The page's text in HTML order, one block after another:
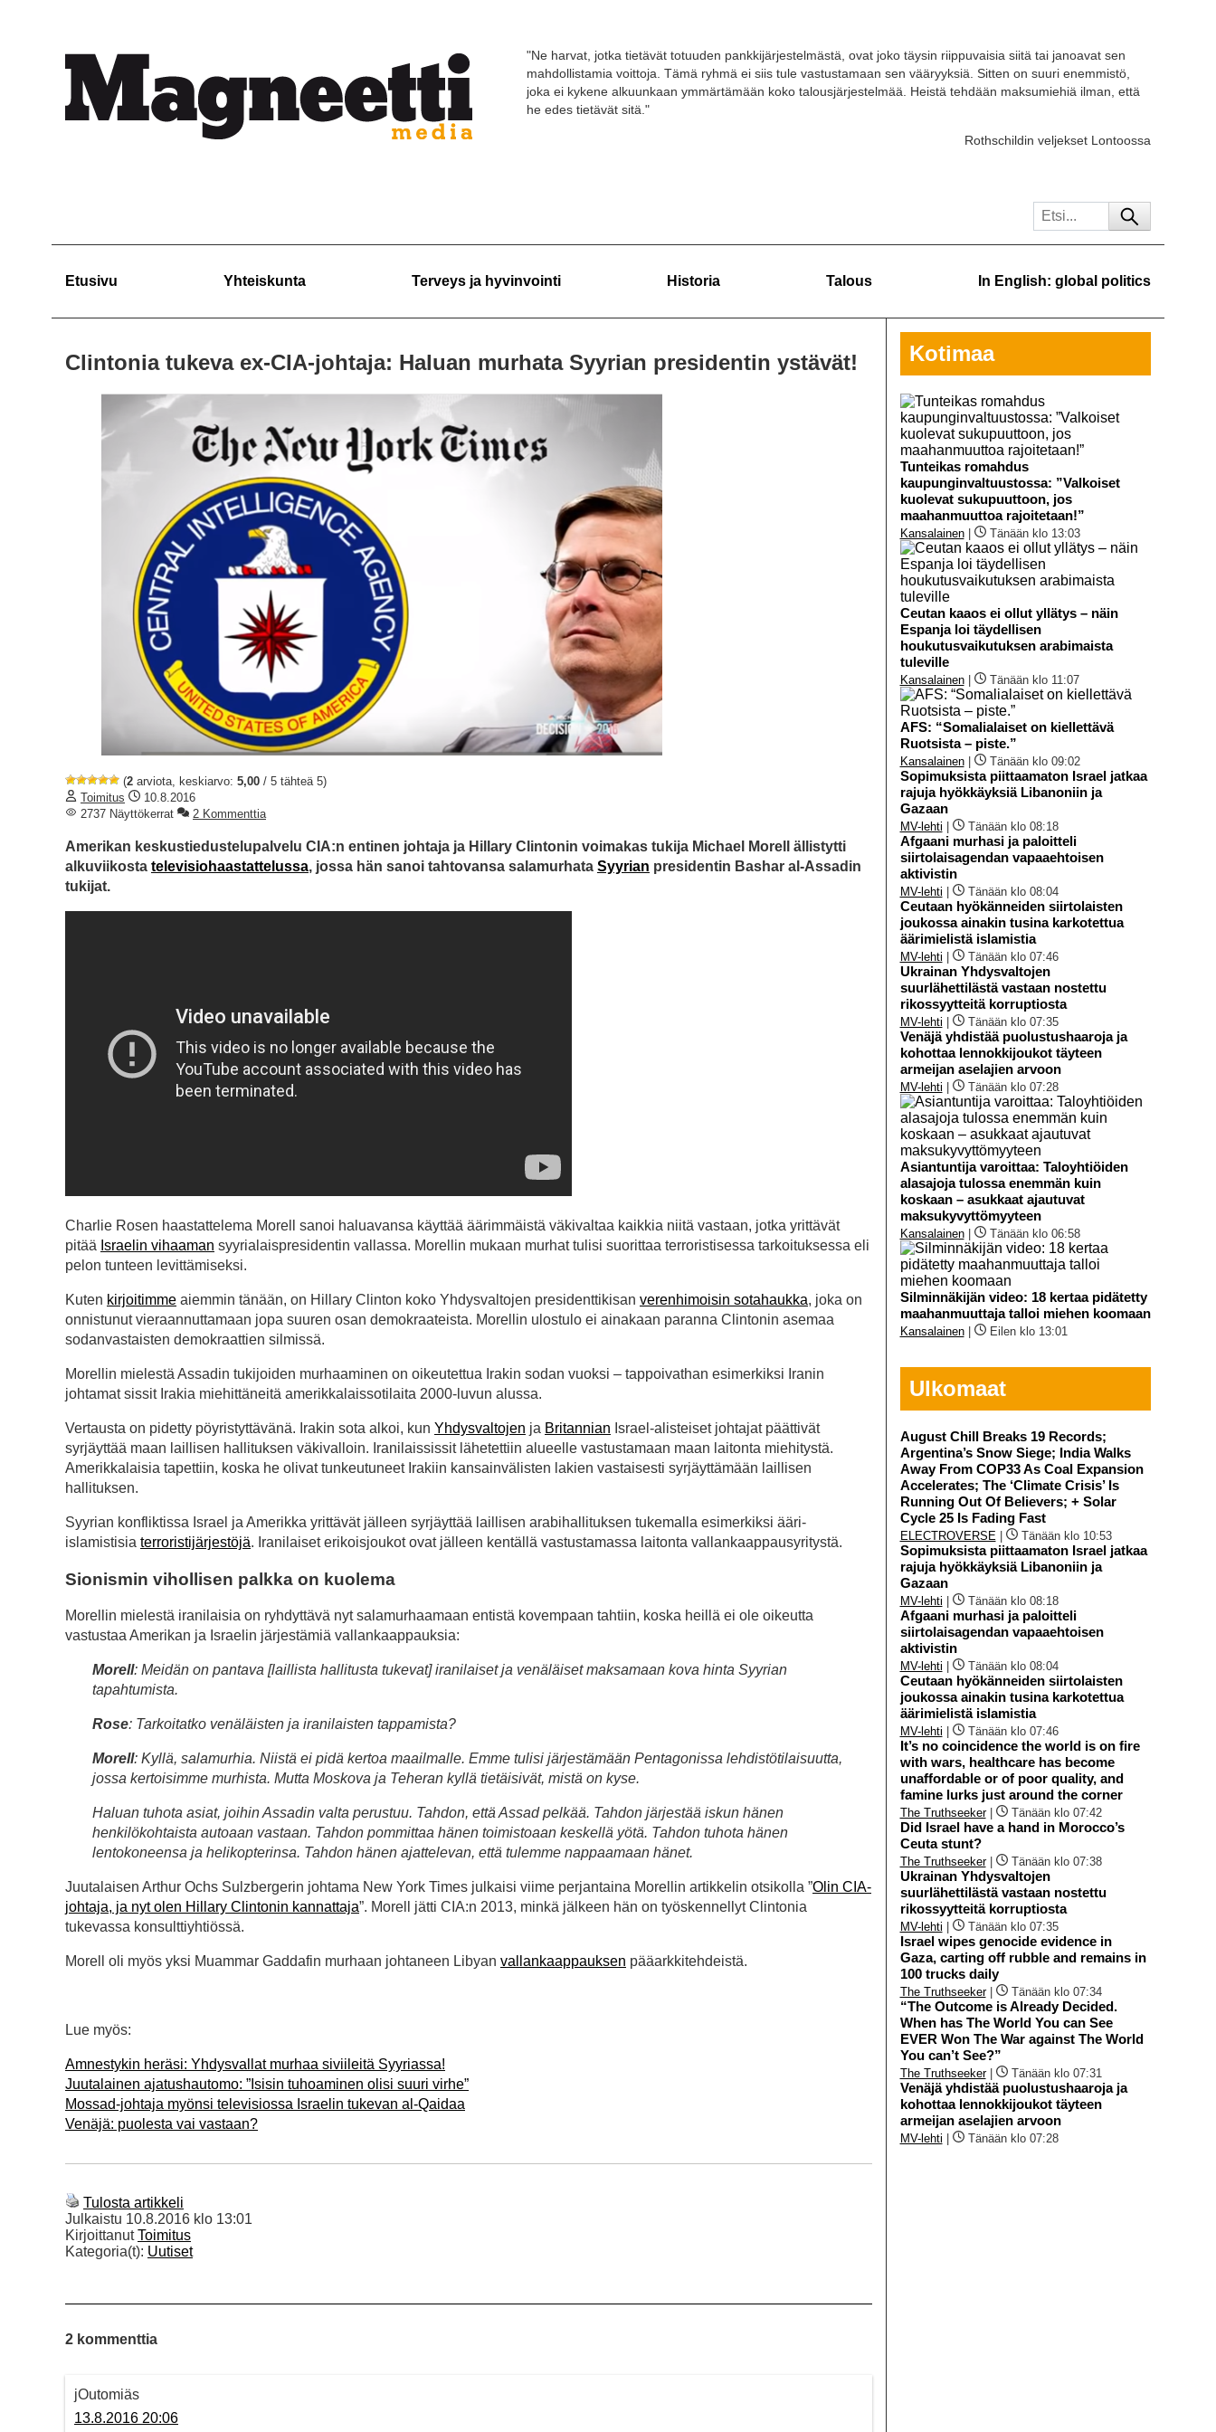
"Ne harvat, jotka tietävät totuuden pankkijärjestelmästä, ovat joko täysin riippuvaisia siitä tai janoavat sen
mahdollistamia voittoja. Tämä ryhmä ei siis tule vastustamaan sen vääryyksiä. Sitten on suuri enemmistö,
joka ei kykene alkuunkaan ymmärtämään koko talousjärjestelmää. Heistä tehdään maksumiehiä ilman, että
he edes tietävät sitä."
Rothschildin veljekset Lontoossa
Etusivu Yhteiskunta Terveys ja hyvinvointi Historia Talous In English: global politics
Clintonia tukeva ex-CIA-johtaja: Haluan murhata Syyrian presidentin ystävät!
(2 arviota, keskiarvo: 5,00 / 5 tähteä 5)
Toimitus
10.8.2016
2737 Näyttökerrat
2 Kommenttia
Amerikan keskustiedustelupalvelu CIA:n entinen johtaja ja Hillary Clintonin voimakas tukija Michael Morell ällistytti
alkuviikosta televisiohaastattelussa, jossa hän sanoi tahtovansa salamurhata Syyrian presidentin Bashar al-Assadin
tukijat.
Charlie Rosen haastattelema Morell sanoi haluavansa käyttää äärimmäistä väkivaltaa kaikkia niitä vastaan, jotka yrittävät
pitää Israelin vihaaman syyrialaispresidentin vallassa. Morellin mukaan murhat tulisi suorittaa terroristisessa tarkoituksessa eli
pelon tunteen levittämiseksi.
Kuten kirjoitimme aiemmin tänään, on Hillary Clinton koko Yhdysvaltojen presidenttikisan verenhimoisin sotahaukka, joka on
onnistunut vieraannuttamaan jopa suuren osan demokraateista. Morellin ulostulo ei ainakaan paranna Clintonin asemaa
sodanvastaisten demokraattien silmissä.
Morellin mielestä Assadin tukijoiden murhaaminen on oikeutettua Irakin sodan vuoksi – tappoivathan esimerkiksi Iranin
johtamat sissit Irakia miehittäneitä amerikkalaissotilaita 2000-luvun alussa.
Vertausta on pidetty pöyristyttävänä. Irakin sota alkoi, kun Yhdysvaltojen ja Britannian Israel-alisteiset johtajat päättivät
syrjäyttää maan laillisen hallituksen väkivalloin. Iranilaississit lähetettiin alueelle vastustamaan maan laitonta miehitystä.
Amerikkalaisia tapettiin, koska he olivat tunkeutuneet Irakiin kansainvälisten lakien vastaisesti syrjäyttämään laillisen
hallituksen.
Syyrian konfliktissa Israel ja Amerikka yrittävät jälleen syrjäyttää laillisen arabihallituksen tukemalla esimerkiksi ääri-
islamistisia terroristijärjestöjä. Iranilaiset erikoisjoukot ovat jälleen kentällä vastustamassa laitonta vallankaappausyritystä.
Sionismin vihollisen palkka on kuolema
Morellin mielestä iranilaisia on ryhdyttävä nyt salamurhaamaan entistä kovempaan tahtiin, koska heillä ei ole oikeutta
vastustaa Amerikan ja Israelin järjestämiä vallankaappauksia:
Morell: Meidän on pantava [laillista hallitusta tukevat] iranilaiset ja venäläiset maksamaan kova hinta Syyrian
tapahtumista.
Rose: Tarkoitatko venäläisten ja iranilaisten tappamista?
Morell: Kyllä, salamurhia. Niistä ei pidä kertoa maailmalle. Emme tulisi järjestämään Pentagonissa lehdistötilaisuutta,
jossa kertoisimme murhista. Mutta Moskova ja Teheran kyllä tietäisivät, mistä on kyse.
Haluan tuhota asiat, joihin Assadin valta perustuu. Tahdon, että Assad pelkää. Tahdon järjestää iskun hänen
henkilökohtaista autoaan vastaan. Tahdon pommittaa hänen toimistoaan keskellä yötä. Tahdon tuhota hänen
lentokoneensa ja helikopterinsa. Tahdon hänen ajattelevan, että tulemme nappaamaan hänet.
Juutalaisen Arthur Ochs Sulzbergerin johtama New York Times julkaisi viime perjantaina Morellin artikkelin otsikolla ”Olin CIA-
johtaja, ja nyt olen Hillary Clintonin kannattaja”. Morell jätti CIA:n 2013, minkä jälkeen hän on työskennellyt Clintonia
tukevassa konsulttiyhtiössä.
Morell oli myös yksi Muammar Gaddafin murhaan johtaneen Libyan vallankaappauksen pääarkkitehdeistä.
Lue myös:
Amnestykin heräsi: Yhdysvallat murhaa siviileitä Syyriassa!
Juutalainen ajatushautomo: ”Isisin tuhoaminen olisi suuri virhe”
Mossad-johtaja myönsi televisiossa Israelin tukevan al-Qaidaa
Venäjä: puolesta vai vastaan?
Tulosta artikkeli
Julkaistu 10.8.2016 klo 13:01
KirjoittanutToimitus
Kategoria(t): Uutiset
2 kommenttia
jOutomiäs
13.8.2016 20:06
Kotimaa
Tunteikas romahdus
kaupunginvaltuustossa: ”Valkoiset
kuolevat sukupuuttoon, jos
maahanmuuttoa rajoitetaan!”
Kansalainen| Tänään klo 13:03
Ceutan kaaos ei ollut yllätys – näin
Espanja loi täydellisen
houkutusvaikutuksen arabimaista
tuleville
Kansalainen| Tänään klo 11:07
AFS: “Somalialaiset on kiellettävä
Ruotsista – piste.”
Kansalainen| Tänään klo 09:02
Sopimuksista piittaamaton Israel jatkaa
rajuja hyökkäyksiä Libanoniin ja
Gazaan
MV-lehti Tänään klo 08:18
Afgaani murhasi ja paloitteli
siirtolaisagendan vapaaehtoisen
aktivistin
MV-lehti Tänään klo 08:04
Ceutaan hyökänneiden siirtolaisten
joukossa ainakin tusina karkotettua
äärimielistä islamistia
MV-lehti Tänään klo 07:46
Ukrainan Yhdysvaltojen
suurlähettilästä vastaan nostettu
rikossyytteitä korruptiosta
MV-lehti Tänään klo 07:35
Venäjä yhdistää puolustushaaroja ja
kohottaa lennokkijoukot täyteen
armeijan aselajien arvoon
MV-lehti Tänään klo 07:28
Asiantuntija varoittaa: Taloyhtiöiden
alasajoja tulossa enemmän kuin
koskaan – asukkaat ajautuvat
maksukyvyttömyyteen
Kansalainen| Tänään klo 06:58
Silminnäkijän video: 18 kertaa pidätetty
maahanmuuttaja talloi miehen koomaan
Kansalainen| Eilen klo 13:01
Ulkomaat
August Chill Breaks 19 Records;
Argentina’s Snow Siege; India Walks
Away From COP33 As Coal Expansion
Accelerates; The ‘Climate Crisis’ Is
Running Out Of Believers; + Solar
Cycle 25 Is Fading Fast
ELECTROVERSE Tänään klo 10:53
Sopimuksista piittaamaton Israel jatkaa
rajuja hyökkäyksiä Libanoniin ja
Gazaan
MV-lehti Tänään klo 08:18
Afgaani murhasi ja paloitteli
siirtolaisagendan vapaaehtoisen
aktivistin
MV-lehti Tänään klo 08:04
Ceutaan hyökänneiden siirtolaisten
joukossa ainakin tusina karkotettua
äärimielistä islamistia
MV-lehti Tänään klo 07:46
It’s no coincidence the world is on fire
with wars, healthcare has become
unaffordable or of poor quality, and
famine lurks just around the corner
The Truthseeker| Tänään klo 07:42
Did Israel have a hand in Morocco’s
Ceuta stunt?
The Truthseeker| Tänään klo 07:38
Ukrainan Yhdysvaltojen
suurlähettilästä vastaan nostettu
rikossyytteitä korruptiosta
MV-lehti Tänään klo 07:35
Israel wipes genocide evidence in
Gaza, carting off rubble and remains in
100 trucks daily
The Truthseeker| Tänään klo 07:34
“The Outcome is Already Decided.
When has The World You can See
EVER Won The War against The World
You can’t See?”
The Truthseeker| Tänään klo 07:31
Venäjä yhdistää puolustushaaroja ja
kohottaa lennokkijoukot täyteen
armeijan aselajien arvoon
MV-lehti Tänään klo 07:28